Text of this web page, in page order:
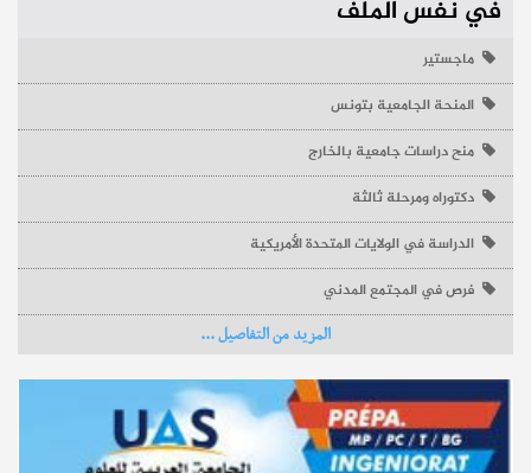
في نفس الملف
ماجستير
المنحة الجامعية بتونس
منح دراسات جامعية بالخارج
دكتوراه ومرحلة ثالثة
الدراسة في الولايات المتحدة الأمريكية
فرص في المجتمع المدني
المزيد من التفاصيل ...